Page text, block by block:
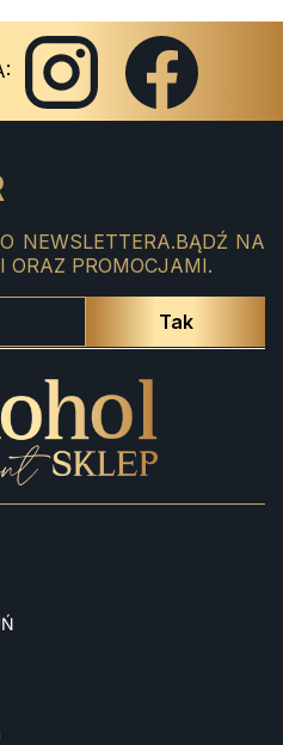
Instagram
NEWSLETTERA.BĄDŹ NA
ORAZ PROMOCJAMI.